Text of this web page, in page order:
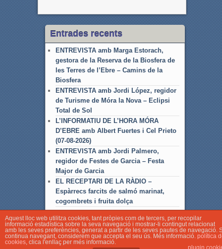
Entrades recents
ENTREVISTA amb Marga Estorach,
gestora de la Reserva de la Biosfera de
les Terres de l’Ebre – Camins de la
Biosfera
ENTREVISTA amb Jordi López, regidor
de Turisme de Móra la Nova – Eclipsi
Total de Sol
L’INFORMATIU DE L’HORA MÓRA
D’EBRE amb Albert Fuertes i Cel Prieto
(07-08-2026)
ENTREVISTA amb Jordi Palmero,
regidor de Festes de Garcia – Festa
Major de Garcia
EL RECEPTARI DE LA RÀDIO –
Espàrrecs farcits de salmó marinat,
cogombrets i fruita dolça
Aquest lloc web utilitza cookies, tant pròpies com de tercers, per recopilar
informació estadística sobre la seva navegació i mostrar-li contingut relacionat
amb les seves preferències, generat a partir de les seves pautes de navegació.
continua navegant, considerem que accepta el seu ús. Més informació. política
cookies, clica l'enllaç per més informació.
plugin